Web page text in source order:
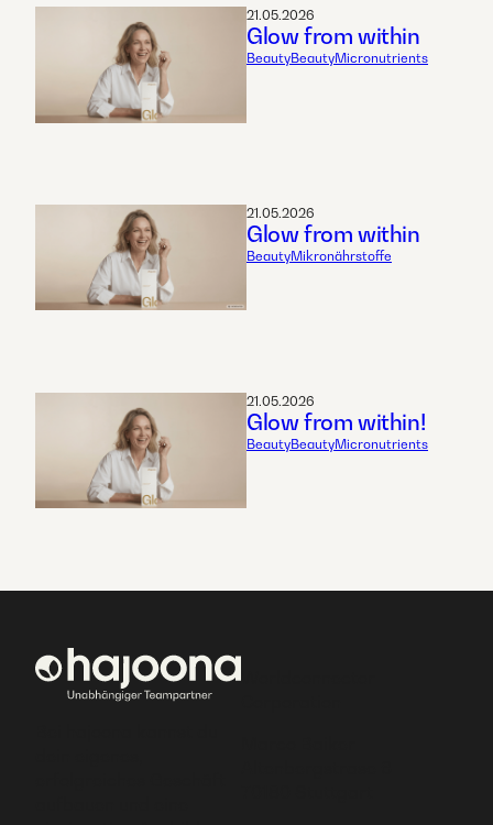
21.05.2026
Glow from within
BeautyBeautyMicronutrients
21.05.2026
Glow from within
BeautyMikronährstoffe
21.05.2026
Glow from within!
BeautyBeautyMicronutrients